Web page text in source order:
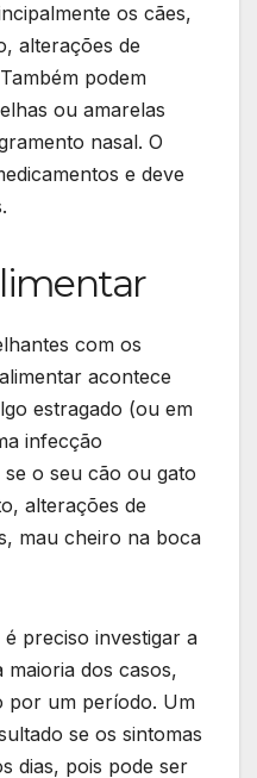
os cães,
alterações de
podem
ou amarelas
nasal. O
e deve
com os
acontece
estragado (ou em
infecção
o seu cão ou gato
alterações de
mau cheiro na boca
preciso investigar a
dos casos,
por um período. Um
se os sintomas
dias, pois pode ser